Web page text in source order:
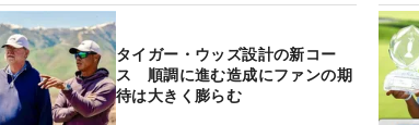
タイガー・ウッズ設計の新コー
ス 順調に進む造成にファンの期
待は大きく膨らむ